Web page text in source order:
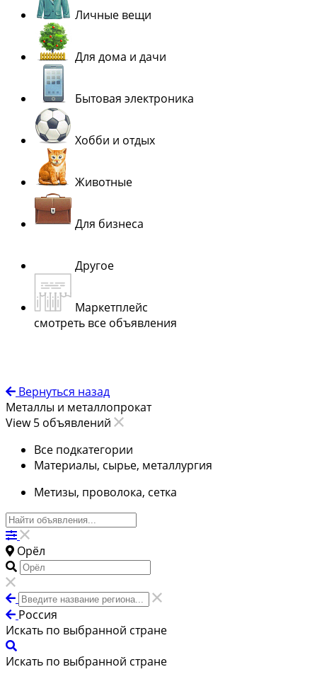
Личные вещи
Для дома и дачи
Бытовая электроника
Хобби и отдых
Животные
Для бизнеса
Другое
Маркетплейс
смотреть все объявления
Вернуться назад
Металлы и металлопрокат
View 5 объявлений
Все подкатегории
Материалы, сырье, металлургия
Метизы, проволока, сетка
Орёл
Россия
Искать по выбранной стране
Искать по выбранной стране